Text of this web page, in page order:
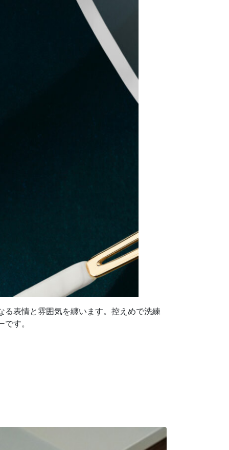
表情と雰囲気を纏います。控えめで洗練
す。